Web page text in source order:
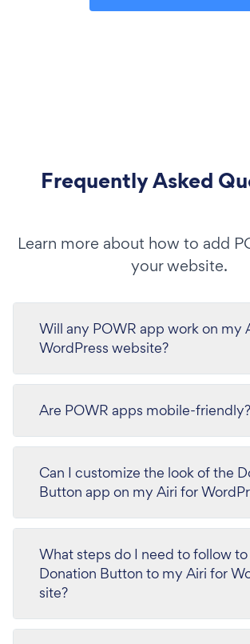
Frequently Asked
Learn more about how to add
your website.
Will any POWR app work on my
WordPress website?
Are POWR apps mobile-friendly?
Can I customize the look of the
Button app on my Airi for
What steps do I need to follow
Donation Button to my Airi for
site?